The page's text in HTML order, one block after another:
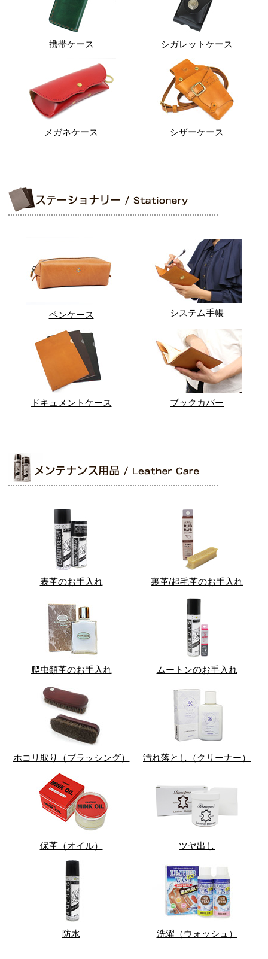
携帯ケース シガレットケース
メガネケース シザーケース
ペンケース システム手帳
ドキュメントケース ブックカバー
表革のお手入れ 裏革/起毛革のお手入れ
爬虫類革のお手入れ ムートンのお手入れ
ホコリ取り（ブラッシング） 汚れ落とし（クリーナー）
保革（オイル） ツヤ出し
防水 洗濯（ウォッシュ）